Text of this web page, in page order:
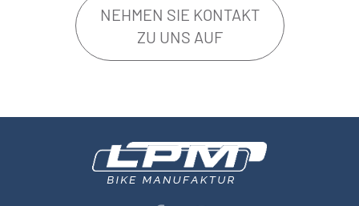
NEHMEN SIE KONTAKT
ZU UNS AUF